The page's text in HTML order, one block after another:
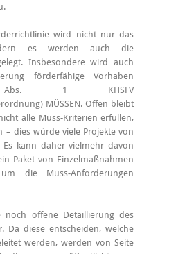
wird nicht nur das
es werden auch die
Insbesondere wird auch
förderfähige Vorhaben
1 KHSFV
MÜSSEN. Offen bleibt
alle Muss-Kriterien erfüllen,
dies würde viele Projekte von
kann daher vielmehr davon
Paket von Einzelmaßnahmen
die Muss-Anforderungen
offene Detaillierung des
Da diese entscheiden, welche
werden, werden von Seite